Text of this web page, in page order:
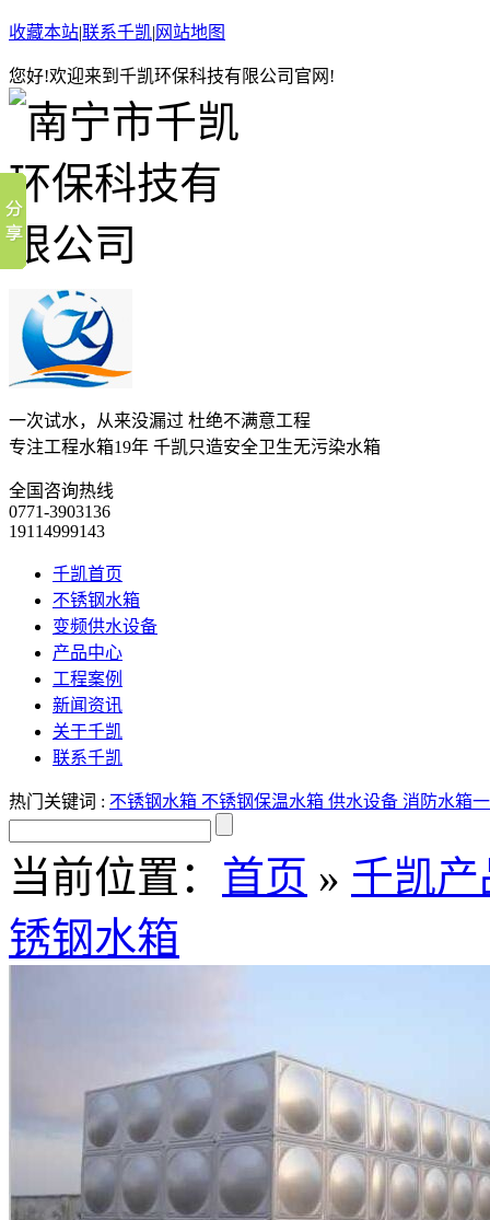
收藏本站|联系千凯| 网站地图
您好!欢迎来到千凯环保科技有限公司官网!
一次试水，从来没漏过 杜绝不满意工程
专注工程水箱19年 千凯只造安全卫生无污染水箱
全国咨询热线
0771-3903136
19114999143
千凯首页
不锈钢水箱
变频供水设备
产品中心
工程案例
新闻资讯
关于千凯
联系千凯
热门关键词 : 不锈钢水箱 不锈钢保温水箱 供水设备 消防水箱
当前位置： 首页 » 千凯
锈钢水箱